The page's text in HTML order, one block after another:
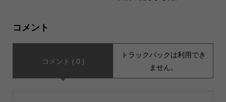
コメント
コメント ( 0 )
トラックバックは利用でき
ません。